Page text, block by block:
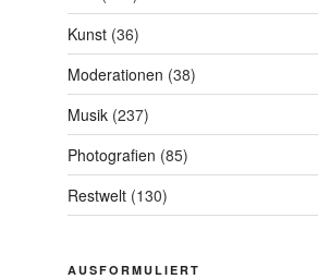
Kunst(36)
Moderationen (38)
Musik(237)
Photografien (85)
Restwelt(130)
AUSFORMULIERT